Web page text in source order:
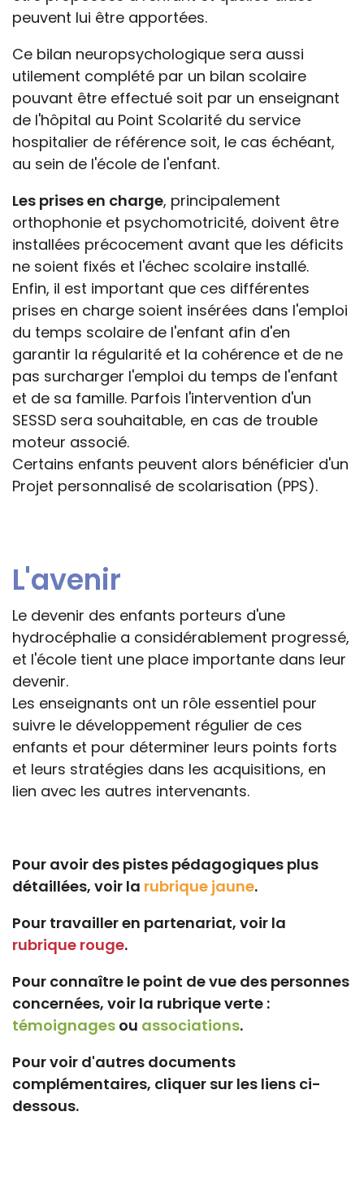
peuvent lui être apportées.
Ce bilan neuropsychologique sera aussi
utilement complété par un bilan scolaire
pouvant être effectué soit par un enseignant
de l'hôpital au Point Scolarité du service
hospitalier de référence soit, le cas échéant,
au sein de l'école de l'enfant.
Les prises en charge, principalement
orthophonie et psychomotricité, doivent être
installées précocement avant que les déficits
ne soient fixés et l'échec scolaire installé.
Enfin, il est important que ces différentes
prises en charge soient insérées dans l'emploi
du temps scolaire de l'enfant afin d'en
garantir la régularité et la cohérence et de ne
pas surcharger l'emploi du temps de l'enfant
et de sa famille. Parfois l'intervention d'un
SESSD sera souhaitable, en cas de trouble
moteur associé.
Certains enfants peuvent alors bénéficier d'un
Projet personnalisé de scolarisation (PPS).
L'avenir
Le devenir des enfants porteurs d'une
hydrocéphalie a considérablement progressé,
et l'école tient une place importante dans leur
devenir.
Les enseignants ont un rôle essentiel pour
suivre le développement régulier de ces
enfants et pour déterminer leurs points forts
et leurs stratégies dans les acquisitions, en
lien avec les autres intervenants.
Pour avoir des pistes pédagogiques plus
détaillées, voir la rubrique jaune.
Pour travailler en partenariat, voir la
rubrique rouge.
Pour connaître le point de vue des personnes
concernées, voir la rubrique verte :
témoignages ou associations.
Pour voir d'autres documents
complémentaires, cliquer sur les liens ci-
dessous.